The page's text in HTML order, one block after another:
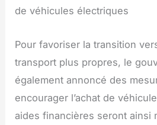
de véhicules électriques
Pour favoriser la transition
transport plus propres, le
également annoncé des
encourager l’achat de
aides financières seront ainsi